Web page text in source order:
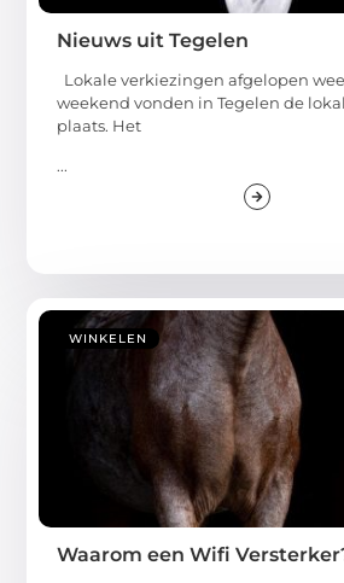
Nieuws uit Tegelen
Lokale verkiezingen afgelopen
weekend vonden in Tegelen de
plaats. Het
...
WINKELEN
Waarom een Wifi